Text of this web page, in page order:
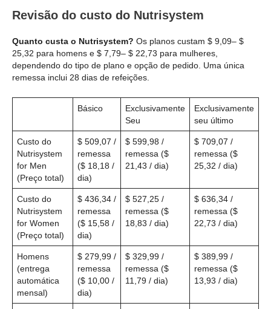
Revisão do custo do Nutrisystem
Quanto custa o Nutrisystem? Os planos custam $ 9,09– $
25,32 para homens e $ 7,79– $ 22,73 para mulheres,
dependendo do tipo de plano e opção de pedido. Uma única
remessa inclui 28 dias de refeições.
Básico
Exclusivamente
Seu
Exclusivamente
seu último
Custo do
Nutrisystem
for Men
(Preço total)
$ 509,07 /
remessa
($ 18,18 /
dia)
$ 599,98 /
remessa ($
21,43 / dia)
$ 709,07 /
remessa ($
25,32 / dia)
Custo do
Nutrisystem
for Women
(Preço total)
$ 436,34 /
remessa
($ 15,58 /
dia)
$ 527,25 /
remessa ($
18,83 / dia)
$ 636,34 /
remessa ($
22,73 / dia)
Homens
(entrega
automática
mensal)
$ 279,99 /
remessa
($ 10,00 /
dia)
$ 329,99 /
remessa ($
11,79 / dia)
$ 389,99 /
remessa ($
13,93 / dia)